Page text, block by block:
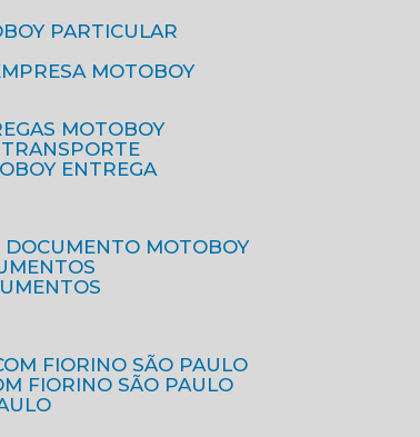
PARTICULAR
EMPRESA MOTOBOY
MOTOBOY
TRANSPORTE
ENTREGA
DOCUMENTO MOTOBOY
FIORINO SÃO PAULO
FIORINO SÃO PAULO